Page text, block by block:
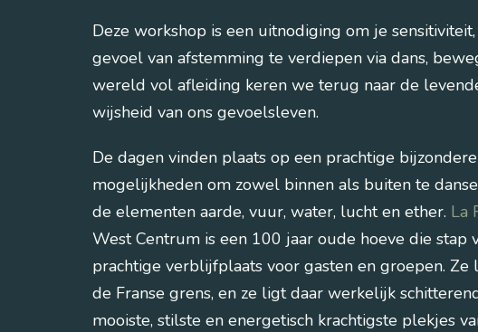
Deze workshop is een uitnodiging om je
gevoel van afstemming te verdiepen via dans,
wereld vol afleiding keren we terug naar de
wijsheid van ons gevoelsleven.
De dagen vinden plaats op een prachtige
mogelijkheden om zowel binnen als buiten te
de elementen aarde, vuur, water, lucht en ether. La
West Centrum is een 100 jaar oude hoeve die
prachtige verblijfplaats voor gasten en groepen.
de Franse grens, en ze ligt daar werkelijk
mooiste, stilste en energetisch krachtigste plekjes